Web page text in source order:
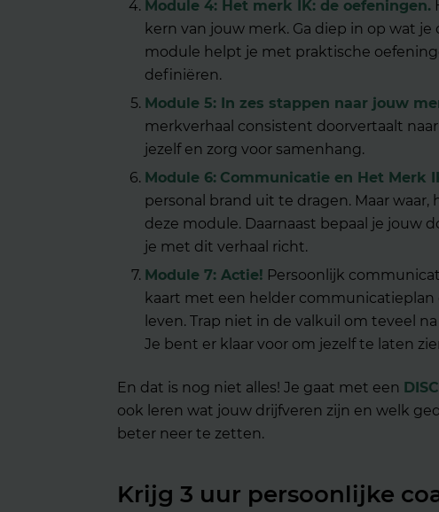
Module 4: Het merk IK: de oefeningen.
kern van jouw merk. Ga diep in op wat je
module helpt je met praktische
definiëren.
Module 5: In zes stappen naar jouw
merkverhaal consistent doorvertaalt
jezelf en zorg voor samenhang.
Module 6: Communicatie en Het Merk
personal brand uit te dragen. Maar
deze module. Daarnaast bepaal je jouw
je met dit verhaal richt.
Module 7: Actie! Persoonlijk
kaart met een helder communicatieplan
leven. Trap niet in de valkuil om teveel
Je bent er klaar voor om jezelf te laten
En dat is nog niet alles! Je gaat met een
ook leren wat jouw drijfveren zijn en welk
beter neer te zetten.
Krijg 3 uur persoonlijke